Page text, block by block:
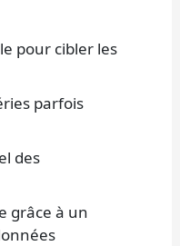
pour cibler les
parfois
des
grâce à un